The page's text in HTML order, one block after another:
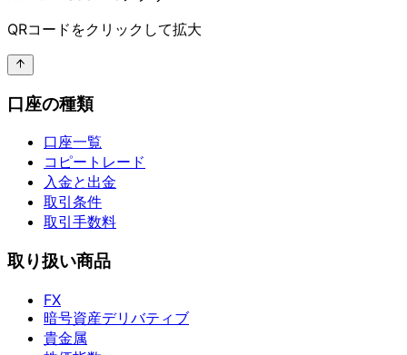
QRコードをクリックして拡大
口座の種類
口座一覧
コピートレード
入金と出金
取引条件
取引手数料
取り扱い商品
FX
暗号資産デリバティブ
貴金属